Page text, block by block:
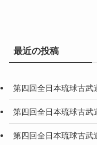
最近の投稿
第四回全日本琉球古
第四回全日本琉球古
第四回全日本琉球古